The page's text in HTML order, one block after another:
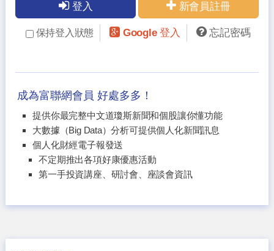
登入 新會員註冊
保持登入狀態 Google 登入 忘記密碼
成為富聯網會員 好處多多！
提供你最完整中文道瓊斯新聞和個股讓你懂功能
大數據（Big Data）分析可提供個人化新聞訊息
個人化財經電子報發送
不定期推出各項好康優惠活動
第一手投資講座、研討會、座談會資訊